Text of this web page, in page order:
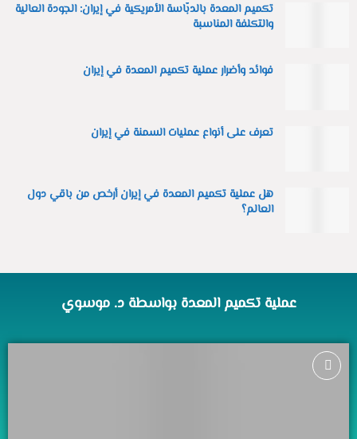
تكميم المعدة بالدبّاسة الأمريكية في إيران: الجودة العالية
والتكلفة المناسبة
فوائد وأضرار عملية تكميم المعدة في إيران
تعرف على أنواع عمليات السمنة في إيران
هل عملية تكميم المعدة في إيران أرخص من باقي دول
العالم؟
عملية تكميم المعدة بواسطة د. موسوي